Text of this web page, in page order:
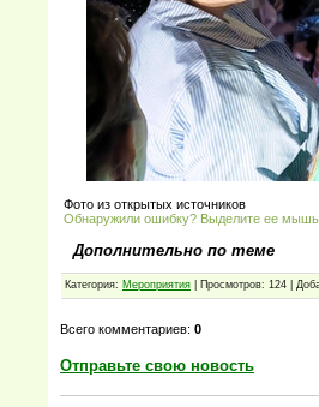
Фото из открытых источников
Обнаружили ошибку? Выделите ее
Дополнительно по теме
Категория: Мероприятия | Просмотров: 124 |
Всего комментариев: 0
Отправьте свою новость